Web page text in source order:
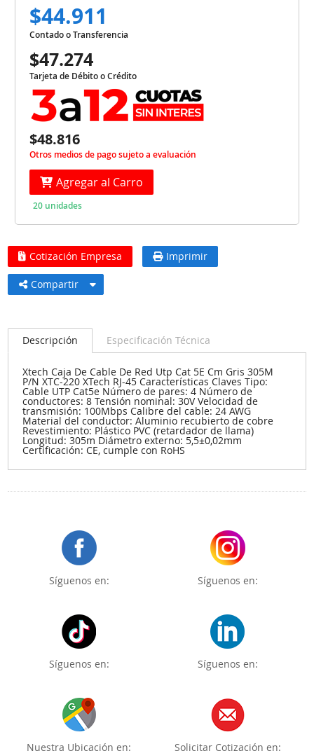
$44.911
Contado o Transferencia
$47.274
Tarjeta de Débito o Crédito
$48.816
Otros medios de pago sujeto a evaluación
Agregar al Carro
20 unidades
Cotización Empresa Imprimir
Compartir
Descripción Especificación Técnica
Xtech Caja De Cable De Red Utp Cat 5E Cm Gris 305M
P/N XTC-220 XTech RJ-45 Características Claves Tipo:
Cable UTP Cat5e Número de pares: 4 Número de
conductores: 8 Tensión nominal: 30V Velocidad de
transmisión: 100Mbps Calibre del cable: 24 AWG
Material del conductor: Aluminio recubierto de cobre
Revestimiento: Plástico PVC (retardador de llama)
Longitud: 305m Diámetro externo: 5,5±0,02mm
Certificación: CE, cumple con RoHS
Síguenos en: Síguenos en:
Síguenos en: Síguenos en:
Nuestra Ubicación en: Solicitar Cotización en: